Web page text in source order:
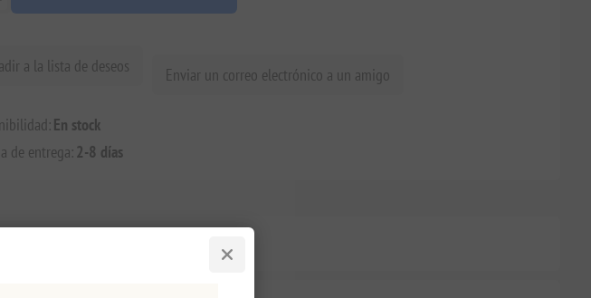
a la lista de deseos Enviar un correo electrónico a un amigo
En stock
de entrega:2-8 días